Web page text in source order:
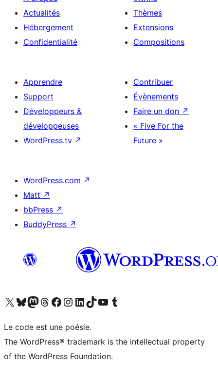
Actualités
Hébergement
Confidentialité
Thèmes
Extensions
Compositions
Apprendre
Support
Développeurs &
développeuses
WordPress.tv ↗
Contribuer
Évènements
Faire un don ↗
« Five For the
Future »
WordPress.com ↗
Matt ↗
bbPress ↗
BuddyPress ↗
Visitez notre compte X (précédemment Twitter)
Visiter notre compte Bluesky
Visiter notre compte Mastodon
Visiter notre compte Threads
Consulter notre compte Facebook
Consulter notre compte Instagram
Consulter notre compte LinkedIn
Visiter notre compte TokTok
Visiter notre chaîne YouTube
Visiter notre compte Tumblr
Le code est une poésie.
The WordPress® trademark is the intellectual property
of the WordPress Foundation.